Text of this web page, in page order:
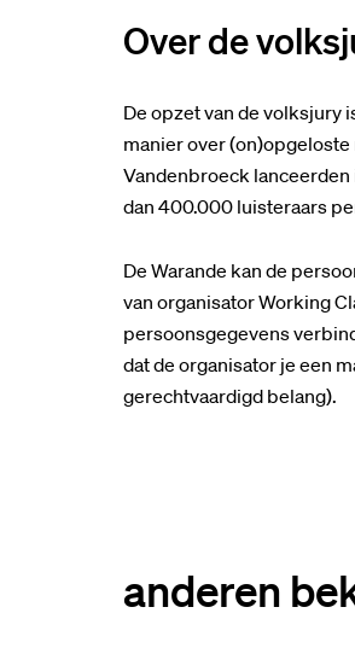
Over de
De opzet van de volksjury
manier over
Vandenbroeck
dan 400.000 luisteraars
De Warande kan de
van organisator Working
persoonsgegevens
dat de organisator je een
gerechtvaardigd belang).
anderen